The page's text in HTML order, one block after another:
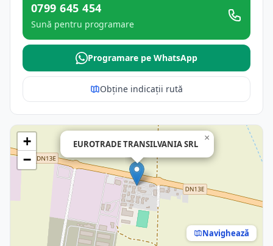
0799 645 454
Sună pentru programare
Programare pe WhatsApp
Obține indicații rută
EUROTRADE TRANSILVANIA SRL
×
+
−
Navighează